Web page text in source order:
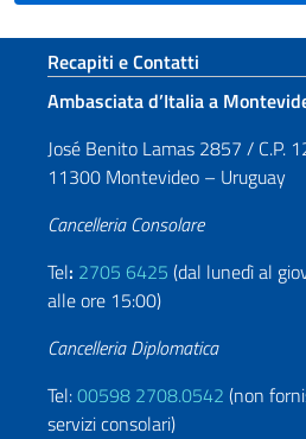
Sezione footer
Recapiti e Contatti
Ambasciata d’Italia a
José Benito Lamas 2857 / C.P.
11300 Montevideo – Uruguay
Cancelleria Consolare
Tel: 2705 6425 (dal lunedì al
alle ore 15:00)
Cancelleria Diplomatica
Tel:00598 2708.0542 (non
servizi consolari)